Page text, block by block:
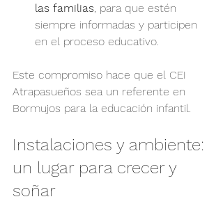
las familias , para que estén
siempre informadas y participen
en el proceso educativo.
Este compromiso hace que el CEI
Atrapasueños sea un referente en
Bormujos para la educación infantil.
Instalaciones y ambiente:
un lugar para crecer y
soñar